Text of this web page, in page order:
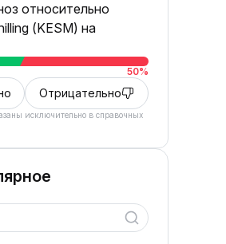
относительно
(KESM) на
50%
Отрицательно
исключительно в справочных